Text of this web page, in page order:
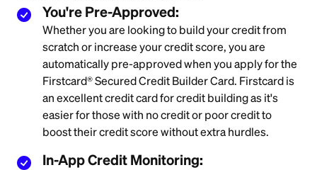
You're Pre-Approved:
Whether you are looking to build your credit from
scratch or increase your credit score, you are
automatically pre-approved when you apply for the
Firstcard® Secured Credit Builder Card. Firstcard is
an excellent credit card for credit building as it's
easier for those with no credit or poor credit to
boost their credit score without extra hurdles.
In-App Credit Monitoring: